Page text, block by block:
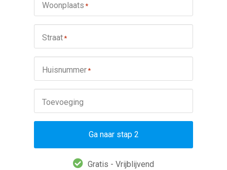
Woonplaats *
Straat*
Huisnummer*
Toevoeging
Ga naar stap 2
Gratis - Vrijblijvend